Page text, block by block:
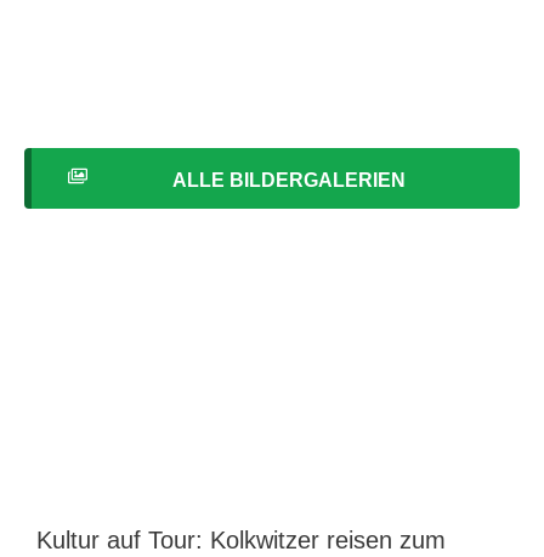
ALLE BILDERGALERIEN
Kultur auf Tour: Kolkwitzer reisen zum